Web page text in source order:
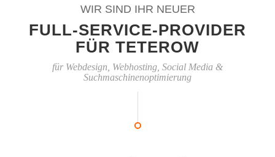
WIR SIND IHR NEUER
FULL-SERVICE-PROVIDER
FÜR TETEROW
für Webdesign, Webhosting, Social Media &
Suchmaschinenoptimierung